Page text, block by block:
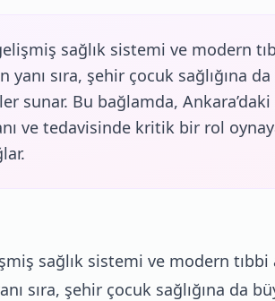
sağlık sistemi ve modern
yanı sıra, şehir çocuk sağlığına
sunar. Bu bağlamda,
ve tedavisinde kritik bir rol
sağlık sistemi ve modern tıbbi
sıra, şehir çocuk sağlığına da